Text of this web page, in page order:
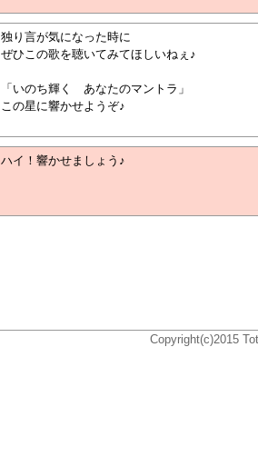
独り言が気になった時に
ぜひこの歌を聴いてみてほしいねぇ♪
「いのち輝く あなたのマントラ」
この星に響かせようぞ♪
ハイ！響かせましょう♪
Copyright(c)2015